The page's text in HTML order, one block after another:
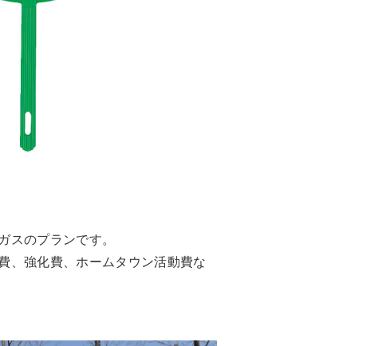
スのプランです。
、強化費、ホームタウン活動費な